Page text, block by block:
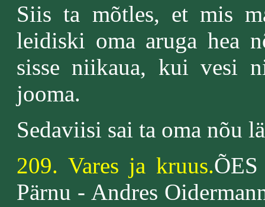
Siis ta mõtles, et mis
leidiski oma aruga hea
sisse niikaua, kui vesi
jooma.
Sedaviisi sai ta oma nõu
209. Vares ja kruus.
Pärnu - Andres